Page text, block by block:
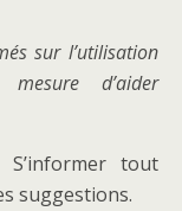
sur l’utilisation
d’aider
tout
suggestions.